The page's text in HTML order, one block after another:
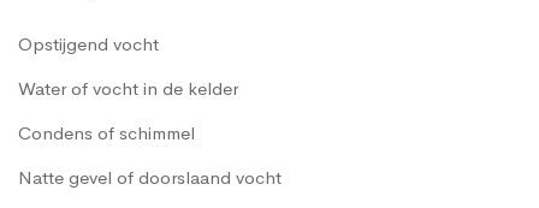
Opstijgend vocht
Water of vocht in de kelder
Condens of schimmel
Natte gevel of doorslaand vocht